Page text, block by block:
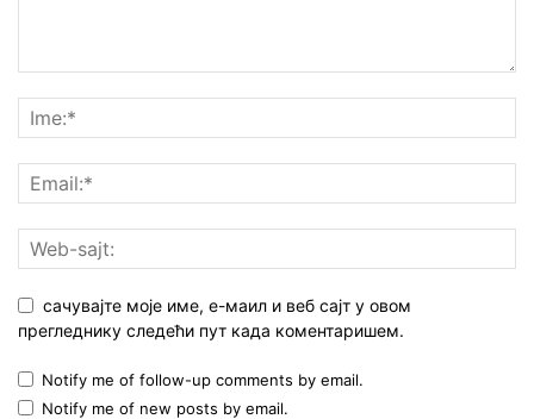
сачувајте моје име, е-маил и веб сајт у овом
прегледнику следећи пут када коментаришем.
Notify me of follow-up comments by email.
Notify me of new posts by email.